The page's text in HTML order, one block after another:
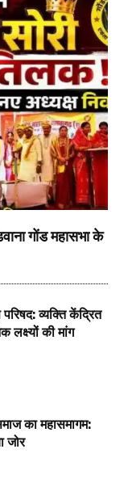
गोंड महासभा के
व्यक्ति केंद्रित
लक्ष्यों की मांग
का महासमागम:
जोर